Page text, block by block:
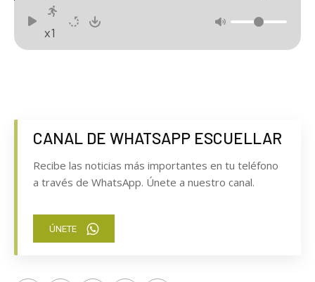
x1
CANAL DE WHATSAPP ESCUELLAR
Recibe las noticias más importantes en tu teléfono
a través de WhatsApp. Únete a nuestro canal.
ÚNETE